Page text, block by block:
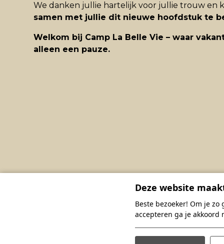
We danken jullie hartelijk voor jullie trouw en
samen met jullie dit nieuwe hoofdstuk te
Welkom bij Camp La Belle Vie – waar
alleen een pauze.
Deze website
Beste bezoeker! Om je
accepteren ga je akkoord